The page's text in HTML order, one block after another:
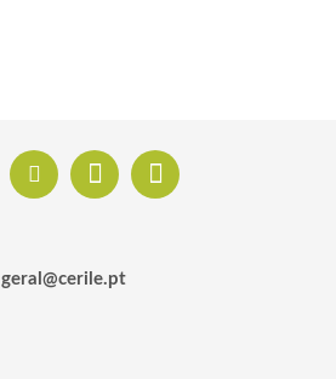
geral@cerile.pt